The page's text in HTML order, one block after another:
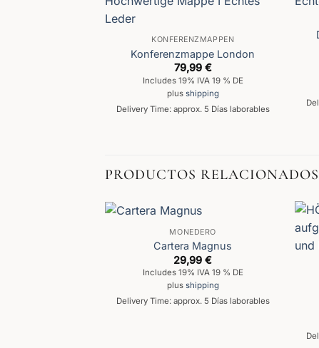
KONFERENZMAPPEN
Konferenzmappe London
79,99 €
Includes 19% IVA 19 % DE
plus shipping
Delivery Time: approx. 5 Días laborables
PRODUCTOS RELACIONADOS
MONEDERO
Cartera Magnus
29,99€
Includes 19% IVA 19 % DE
plus shipping
Delivery Time: approx. 5 Días laborables